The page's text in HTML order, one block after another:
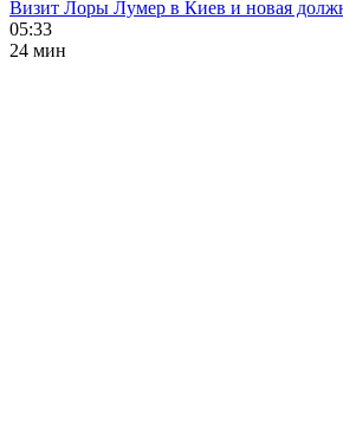
Визит Лоры Лумер в Киев и новая
05:33
24 мин